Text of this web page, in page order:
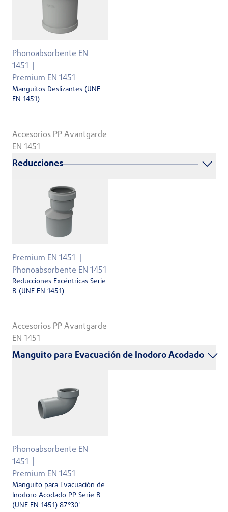
Phonoabsorbente EN
1451
Premium EN 1451
Manguitos Deslizantes (UNE
EN 1451)
Accesorios PP Avantgarde
EN 1451
Reducciones
Premium EN 1451
Phonoabsorbente EN 1451
Reducciones Excéntricas Serie
B (UNE EN 1451)
Accesorios PP Avantgarde
EN 1451
Manguito para Evacuación de Inodoro Acodado
Phonoabsorbente EN
1451
Premium EN 1451
Manguito para Evacuación de
Inodoro Acodado PP Serie B
(UNE EN 1451) 87°30'